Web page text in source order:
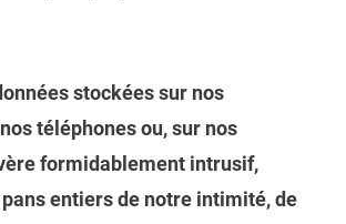
stockées sur nos
téléphones ou, sur nos
formidablement intrusif,
entiers de notre intimité, de